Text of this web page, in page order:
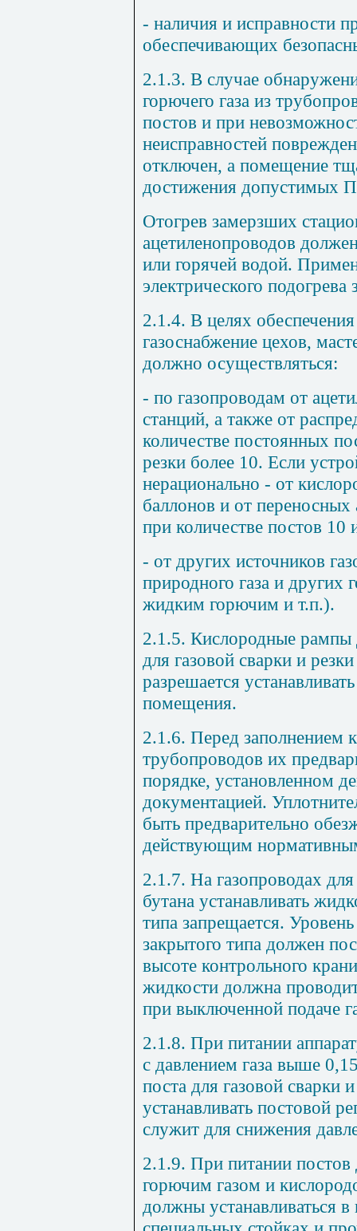
- наличия и исправности
обеспечивающих
2.1.3. В случае
горючего газа из
постов и при
неисправностей
отключен, а помещение
достижения допустимых
Отогрев замерзших
ацетиленопроводов
или горячей водой.
электрического подогрева
2.1.4. В целях
газоснабжение цехов,
должно осуществляться:
- по газопроводам от
станций, а также от
количестве постоянных
резки более 10. Если
нерационально - от
баллонов и от переносных
при количестве постов 10
- от других источников
природного газа и других
жидким горючим и т.п.).
2.1.5. Кислородные рампы
для газовой сварки и
разрешается
помещения.
2.1.6. Перед заполнением
трубопроводов их
порядке, установленном
документацией.
быть предварительно
действующим
2.1.7. На газопроводах
бутана устанавливать
типа запрещается.
закрытого типа должен
высоте контрольного
жидкости должна
при выключенной подаче
2.1.8. При питании
с давлением газа выше
поста для газовой сварки
устанавливать постовой
служит для снижения
2.1.9. При питании постов
горючим газом и
должны устанавливаться